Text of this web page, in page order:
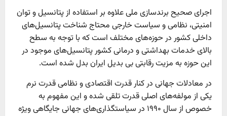
اجرای صحیح برندسازی ملی علاوه بر استفاده از پتانسیل و توان
امنیتی، نظامی و سیاست خارجی محتاج شناخت پتانسیل‌های
داخلی کشور در حوزه‌های مختلف است که با توجه به سطح
بالای خدمات بهداشتی و درمانی کشور پتانسیل‌های موجود در
این حوزه به مزیت رقابتی بی بدیل ایران بدل شده است.
در معادلات جهانی در کنار قدرت اقتصادی و نظامی قدرت نرم
یکی از مولفه‌های اصلی قدرت تلقی شده و این مفهوم به
خصوص از سال ۱۹۹۰ در سیاستگذاری‌های جهانی جایگاهی ویژه